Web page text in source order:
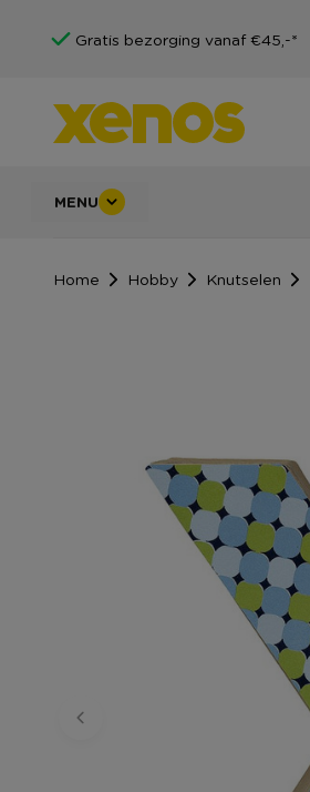
Gratis bezorging vanaf €45,-*
MENU
Home Hobby Knutselen